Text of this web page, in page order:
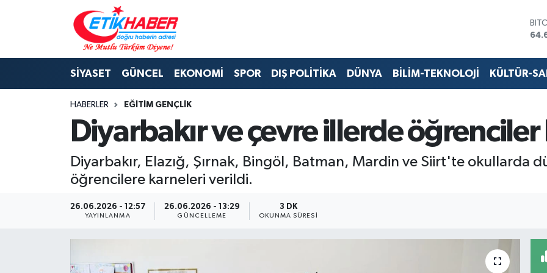
SİYASET GÜNCEL EKONOMİ SPOR DIŞ POLİTİKA DÜNYA BİLİM-TEKNOLOJİ KÜLTÜR-
HABERLER EĞİTİM GENÇLİK
Diyarbakır ve çevre illerde
Diyarbakır, Elazığ, Şırnak, Bingöl, Batman, Mardin ve Siirt'te okullarda
öğrencilere karneleri verildi.
26.06.2026 - 12:57
YAYINLANMA
26.06.2026 - 13:29
GÜNCELLEME
3 DK
OKUNMA SÜRESI
BİLİM-TEKNOLOJİ
DIŞ POLİTİKA
EĞİTİM GENÇLİK
KÖŞE YAZILARI
Nöbetçi Eczaneler
Hava Durumu
İstanbul Namaz Vakitleri
Trafik Durumu
Süper Lig Puan Durumu ve Fikstür
Tüm Manşetler
Haber Arşivi